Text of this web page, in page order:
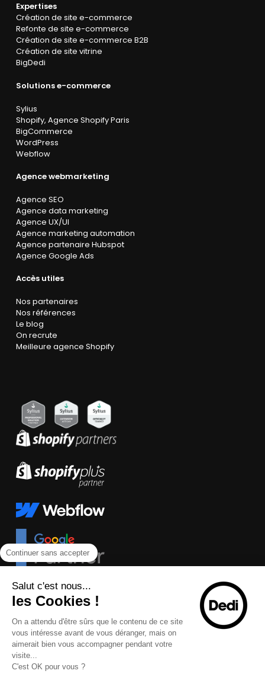
Expertises
Création de site e-commerce
Refonte de site e-commerce
Création de site e-commerce B2B
Création de site vitrine
BigDedi
Solutions e-commerce
Sylius
Shopify, Agence Shopify Paris
BigCommerce
WordPress
Webflow
Agence webmarketing
Agence SEO
Agence data marketing
Agence UX/UI
Agence marketing automation
Agence partenaire Hubspot
Agence Google Ads
Accès utiles
Nos partenaires
Nos références
Le blog
On recrute
Meilleure agence Shopify
Continuer sans accepter
Salut c'est nous...
les Cookies !
On a attendu d'être sûrs que le contenu de ce site
vous intéresse avant de vous déranger, mais on
aimerait bien vous accompagner pendant votre
visite...
C'est OK pour vous ?